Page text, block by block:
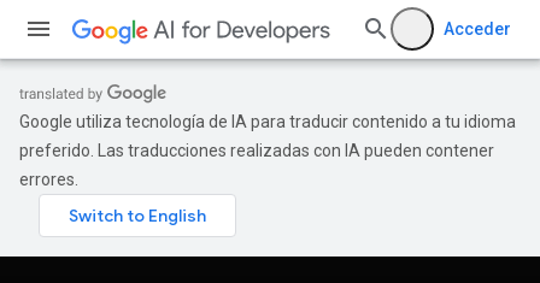
Acceder
Google utiliza tecnología de IA para traducir contenido a tu idioma
preferido. Las traducciones realizadas con IA pueden contener
errores.